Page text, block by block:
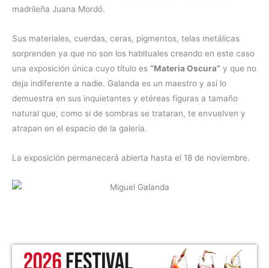
madrileña Juana Mordó.
Sus materiales, cuerdas, ceras, pigmentos, telas metálicas
sorprenden ya que no son los habituales creando en este caso
una exposición única cuyo título es “Materia Oscura” y que no
deja indiferente a nadie. Galanda es un maestro y así lo
demuestra en sus inquietantes y etéreas figuras a tamaño
natural que, como si de sombras se trataran, te envuelven y
atrapan en el espacio de la galería.
La exposición permanecerá abierta hasta el 18 de noviembre.